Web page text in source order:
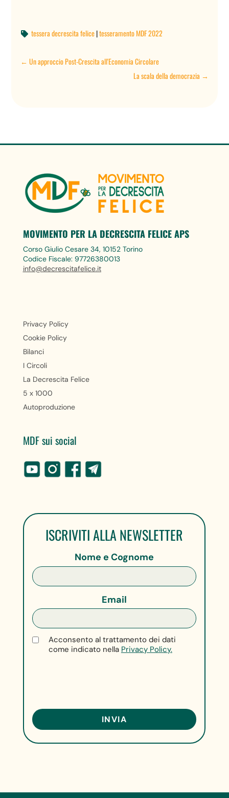
 tessera decrescita felice|tesseramento MDF 2022
←Un approccio Post-Crescita all'Economia Circolare
La scala della democrazia →
MOVIMENTO PER LA DECRESCITA FELICE APS
Corso Giulio Cesare 34, 10152 Torino
Codice Fiscale: 97726380013
info@decrescitafelice.it
Privacy Policy
Cookie Policy
Bilanci
I Circoli
La Decrescita Felice
5 x 1000
Autoproduzione
MDF sui social
ISCRIVITI ALLA NEWSLETTER
Nome e Cognome
Email
Acconsento al trattamento dei dati
come indicato nella Privacy Policy.